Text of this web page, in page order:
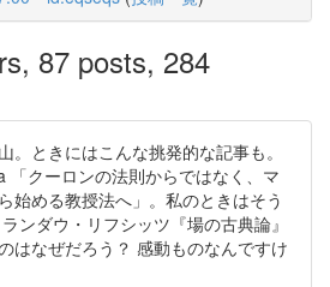
87 posts, 284
。ときにはこんな挑発的な記事も。
「クーロンの法則からではなく、マ
始める教授法へ」。私のときはそう
ンダウ・リフシッツ『場の古典論』
はなぜだろう？ 感動ものなんですけ